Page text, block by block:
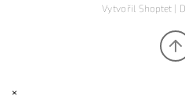
Vytvořil Shoptet|
×